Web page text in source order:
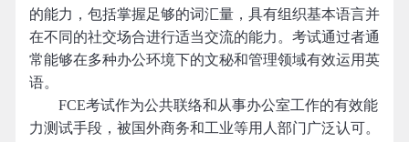
的能力，包括掌握足够的词汇量，具有组织基本语言并
在不同的社交场合进行适当交流的能力。考试通过者通
常能够在多种办公环境下的文秘和管理领域有效运用英
语。
FCE考试作为公共联络和从事办公室工作的有效能
力测试手段，被国外商务和工业等用人部门广泛认可。